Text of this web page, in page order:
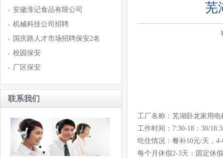
安徽淮记食品有限公司
机械科技公司招聘
国庆路人才市场招聘保安2名
校园保安
厂区保安
联系我们
芜
工厂名称：芜湖卧龙家用电
工作时间：7:30-18：30/
吃住情况：餐补10元/天，
每个月休假2-3天：固定休假